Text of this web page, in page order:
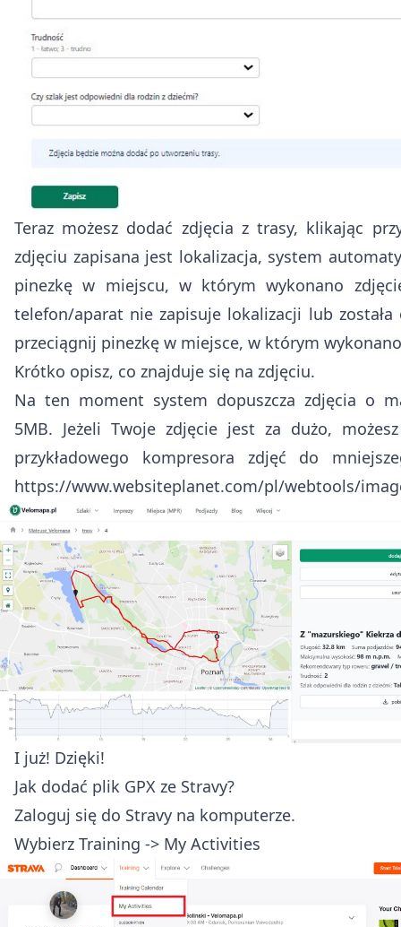
Teraz możesz dodać zdjęcia z trasy, klikając
zdjęciu zapisana jest lokalizacja, system
pinezkę w miejscu, w którym wykonano
telefon/aparat nie zapisuje lokalizacji lub została
przeciągnij pinezkę w miejsce, w którym
Krótko opisz, co znajduje się na zdjęciu.
Na ten moment system dopuszcza zdjęcia o
5MB. Jeżeli Twoje zdjęcie jest za dużo,
przykładowego kompresora zdjęć do
https://www.websiteplanet.com/pl/webtools/
I już! Dzięki!
Jak dodać plik GPX ze Stravy?
Zaloguj się do Stravy na komputerze.
Wybierz Training -> My Activities